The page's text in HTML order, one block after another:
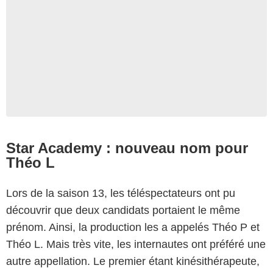
Star Academy : nouveau nom pour
Théo L
Lors de la saison 13, les téléspectateurs ont pu
découvrir que deux candidats portaient le même
prénom. Ainsi, la production les a appelés Théo P et
Théo L. Mais très vite, les internautes ont préféré une
autre appellation. Le premier étant kinésithérapeute,